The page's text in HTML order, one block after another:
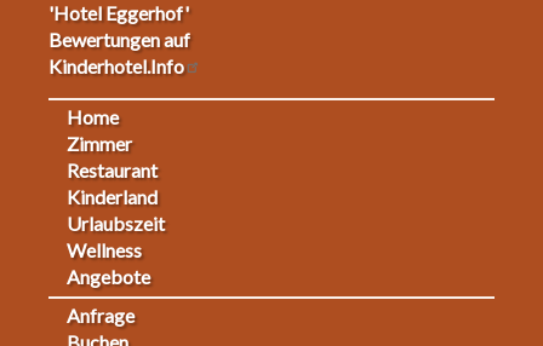
'Hotel Eggerhof'
Bewertungen auf
Kinderhotel.Info
Footermenu
Home
Zimmer
Restaurant
Kinderland
Urlaubszeit
Wellness
Angebote
Anfrage